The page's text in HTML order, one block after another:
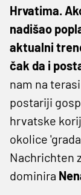
Hrvatima.
nadišao
aktualni
čak da i
nam na
postariji
hrvatske
okolice
Nachrichten
dominira